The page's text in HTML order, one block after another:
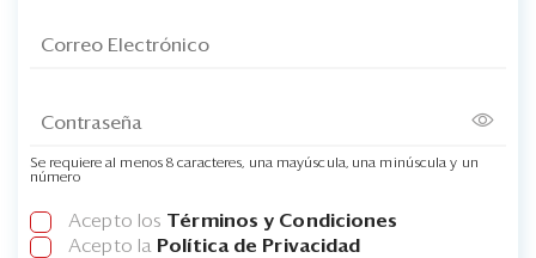
Se requiere al menos 8 caracteres, una mayúscula, una minúscula y un
número
Acepto los Términos y Condiciones
Acepto la Política de Privacidad